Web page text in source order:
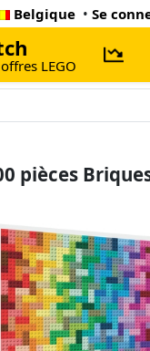
Belgique • Se
LEGO
pièces